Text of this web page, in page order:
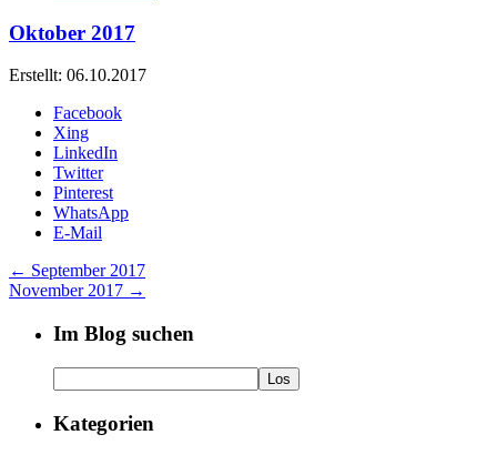
Oktober 2017
Erstellt: 06.10.2017
Facebook
Xing
LinkedIn
Twitter
Pinterest
WhatsApp
E-Mail
← September 2017
November 2017 →
Im Blog suchen
Kategorien